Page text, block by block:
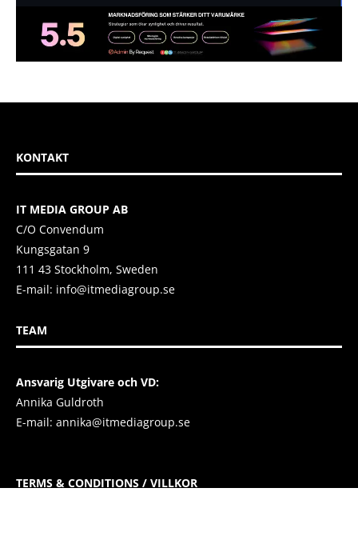
KONTAKT
IT MEDIA GROUP AB
C/O Convendum
Kungsgatan 9
111 43 Stockholm, Sweden
E-mail: info@itmediagroup.se
TEAM
Ansvarig Utgivare och VD:
Annika Guldroth
E-mail: annika@itmediagroup.se
TERMS & CONDITIONS / VILLKOR